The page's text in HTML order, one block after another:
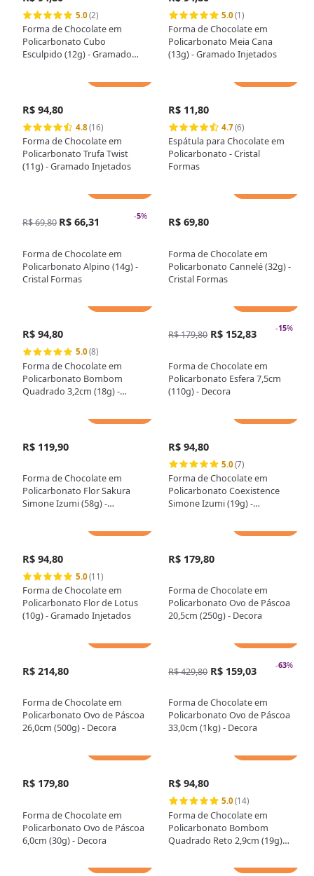
5.0(2)
Forma de Chocolate em
Policarbonato Cubo
Esculpido (12g) - Gramado
5.0(1)
Forma de Chocolate em
Policarbonato Meia Cana
(13g) - Gramado Injetados
R$ 94,80
4.8(16)
Forma de Chocolate em
Policarbonato Trufa Twist
(11g) - Gramado Injetados
R$ 11,80
4.7(6)
Espátula para Chocolate em
Policarbonato - Cristal
Formas
-5%
R$ 69,80 R$ 66,31
Forma de Chocolate em
Policarbonato Alpino (14g) -
Cristal Formas
R$ 69,80
Forma de Chocolate em
Policarbonato Cannelé (32g) -
Cristal Formas
R$ 94,80
5.0(8)
Forma de Chocolate em
Policarbonato Bombom
Quadrado 3,2cm (18g) -
-15%
R$ 179,80 R$ 152,83
Forma de Chocolate em
Policarbonato Esfera 7,5cm
(110g) - Decora
R$ 119,90
Forma de Chocolate em
Policarbonato Flor Sakura
Simone Izumi (58g) -
R$ 94,80
5.0(7)
Forma de Chocolate em
Policarbonato Coexistence
Simone Izumi (19g) -
R$ 94,80
5.0(11)
Forma de Chocolate em
Policarbonato Flor de Lotus
(10g) - Gramado Injetados
R$ 179,80
Forma de Chocolate em
Policarbonato Ovo de Páscoa
20,5cm (250g) - Decora
R$ 214,80
Forma de Chocolate em
Policarbonato Ovo de Páscoa
26,0cm (500g) - Decora
-63%
R$ 429,80 R$ 159,03
Forma de Chocolate em
Policarbonato Ovo de Páscoa
33,0cm (1kg) - Decora
R$ 179,80
Forma de Chocolate em
Policarbonato Ovo de Páscoa
6,0cm (30g) - Decora
R$ 94,80
5.0(14)
Forma de Chocolate em
Policarbonato Bombom
Quadrado Reto 2,9cm (19g) -